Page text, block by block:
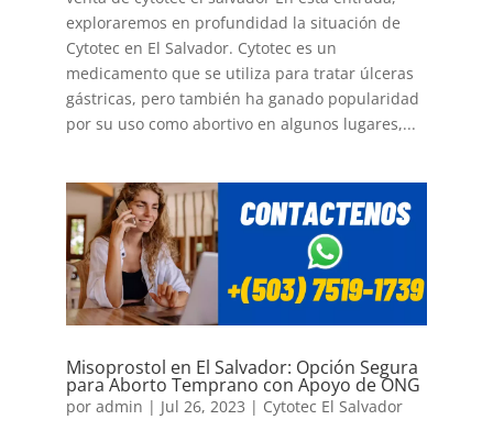
exploraremos en profundidad la situación de
Cytotec en El Salvador. Cytotec es un
medicamento que se utiliza para tratar úlceras
gástricas, pero también ha ganado popularidad
por su uso como abortivo en algunos lugares,...
Misoprostol en El Salvador: Opción Segura
para Aborto Temprano con Apoyo de ONG
por admin | Jul 26, 2023 | Cytotec El Salvador